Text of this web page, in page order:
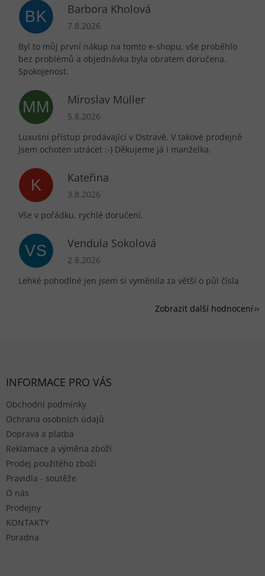
BK Barbora Kholová
Hodnocení obchodu je 5 z 5 hvězdiček.
7.8.2026
Byl to můj první nákup na tomto e-shopu, vše proběhlo
bez problémů a objednávka byla obratem doručena.
Spokojenost.
MM Miroslav Müller
Hodnocení obchodu je 5 z 5 hvězdiček.
5.8.2026
Luxusní přístup prodávající v Ostravě. V takové prodejně
jsem ochoten utrácet :-) Děkujeme já i manželka.
K Kateřina
Hodnocení obchodu je 5 z 5 hvězdiček.
3.8.2026
Vše v pořádku, rychlé doručení.
VS Vendula Sokolová
Hodnocení obchodu je 5 z 5 hvězdiček.
2.8.2026
Lehké pohodlné jen jsem si vyměnila za větší o půl čísla
Zobrazit další hodnocení
INFORMACE PRO VÁS
Obchodní podmínky
Ochrana osobních údajů
Doprava a platba
Reklamace a výměna zboží
Prodej použitého zboží
Pravidla - soutěže
O nás
Prodejny
KONTAKTY
Poradna